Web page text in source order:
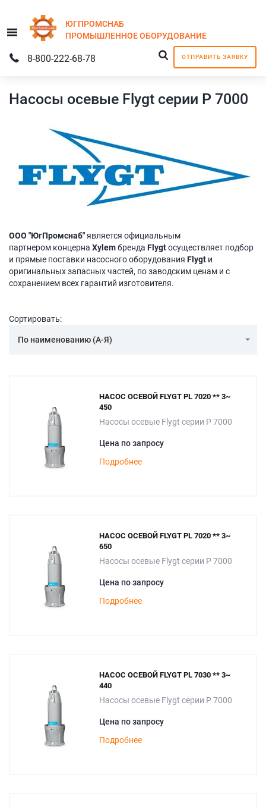
Menu
ЮГПРОМСНАБ
ПРОМЫШЛЕННОЕОБОРУДОВАНИЕ
ОТПРАВИТЬ ЗАЯВКУ
8-800-222-68-78
Насосы осевые Flygt серии P 7000
ООО "ЮгПромснаб"является официальным
партнером концерна Xylemбренда Flygtосуществляет подбор
и прямые поставки насосного оборудования Flygt и
оригинальных запасных частей, по заводским ценам и с
сохранением всех гарантий изготовителя.
Сортировать:
По наименованию (А-Я)
НАСОС ОСЕВОЙ FLYGT PL 7020 ** 3~
450
Насосы осевые Flygt серии P 7000
Цена по запросу
Подробнее
НАСОС ОСЕВОЙ FLYGT PL 7020 ** 3~
650
Насосы осевые Flygt серии P 7000
Цена по запросу
Подробнее
НАСОС ОСЕВОЙ FLYGT PL 7030 ** 3~
440
Насосы осевые Flygt серии P 7000
Цена по запросу
Подробнее